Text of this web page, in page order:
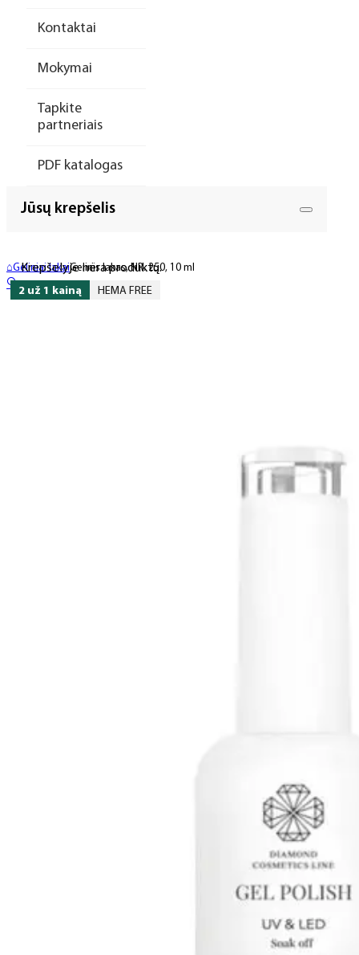
Kontaktai
Mokymai
Tapkite
partneriais
PDF katalogas
Jūsų krepšelis
Krepšelyje nėra produktų.
⌂Geliniai lakaiGelinis lakas, NR. 250, 10 ml
2 už 1 kainą HEMA FREE
🔍